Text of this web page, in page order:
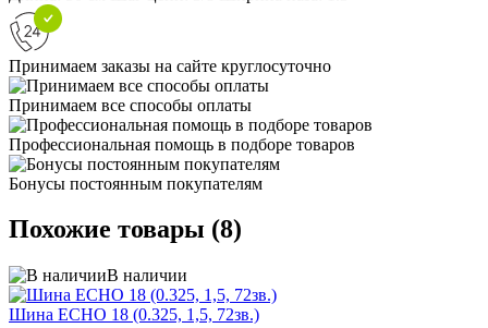
Принимаем заказы на сайте круглосуточно
Принимаем все способы оплаты
Профессиональная помощь в подборе товаров
Бонусы постоянным покупателям
Похожие товары (8)
В наличии
Шина ECHO 18 (0.325, 1,5, 72зв.)